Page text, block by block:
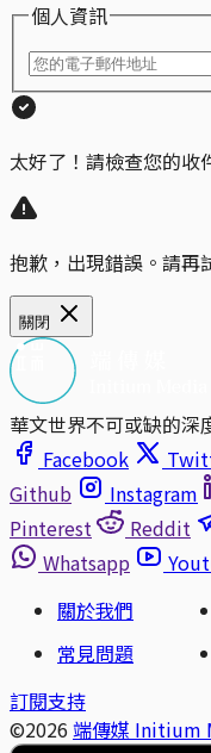
個人資訊
太好了！請檢查您的收
抱歉，出現錯誤。請再
關閉
華文世界不可或缺的深
Facebook
Github
Instagram
Pinterest
Reddit
Whatsapp
關於我們
常見問題
訂閱支持
©2026 端傳媒 Initium